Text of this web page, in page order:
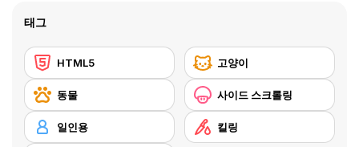
태그
HTML5 고양이
동물 사이드 스크롤링
일인용 킬링